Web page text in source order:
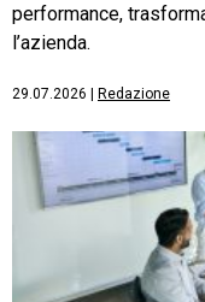
performance,
l’azienda.
29.07.2026 Redazione